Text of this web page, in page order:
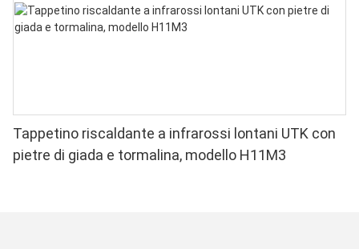
Tappetino riscaldante a infrarossi lontani UTK con
pietre di giada e tormalina, modello H11M3